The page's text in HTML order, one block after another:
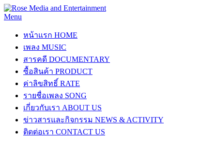
Menu
หน้าแรก HOME
เพลง MUSIC
สารคดี DOCUMENTARY
ซื้อสินค้า PRODUCT
ค่าลิขสิทธิ์ RATE
รายชื่อเพลง SONG
เกี่ยวกับเรา ABOUT US
ข่าวสารและกิจกรรม NEWS & ACTIVITY
ติดต่อเรา CONTACT US